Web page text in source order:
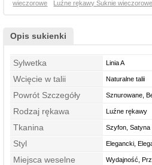
wieczorowe
Luźne rękawy Suknie wieczorowe
Opis sukienki
Sylwetka Linia A
Wcięcie w talii Naturalne talii
Powrót Szczegóły Sznurowane,
Rodzaj rękawa Luźne rękawy
Tkanina Szyfon,
Styl Elegancki,
Miejsca weselne Wydajność,